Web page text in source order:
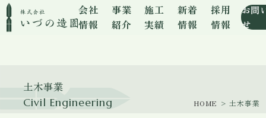
会社
情報
事業
紹介
施工
実績
新着
情報
採用
情報
お問
せ
土木事業
Civil Engineering HOME > 土木事業